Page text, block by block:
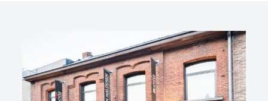
Sturen
Achterderailleur
Cassette/tandwielen